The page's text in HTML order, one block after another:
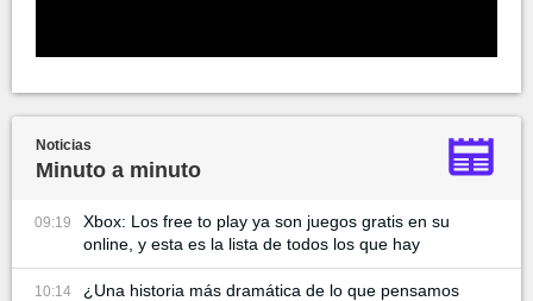
Noticias
Minuto a minuto
09:19
Xbox: Los free to play ya son juegos gratis en su
online, y esta es la lista de todos los que hay
10:14
¿Una historia más dramática de lo que pensamos